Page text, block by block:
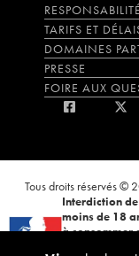
TARIFS ET
DOMAINES
PRESSE
FOIRE AUX
Tous droits réservés ©
Interdiction
moins de 18
à consommer